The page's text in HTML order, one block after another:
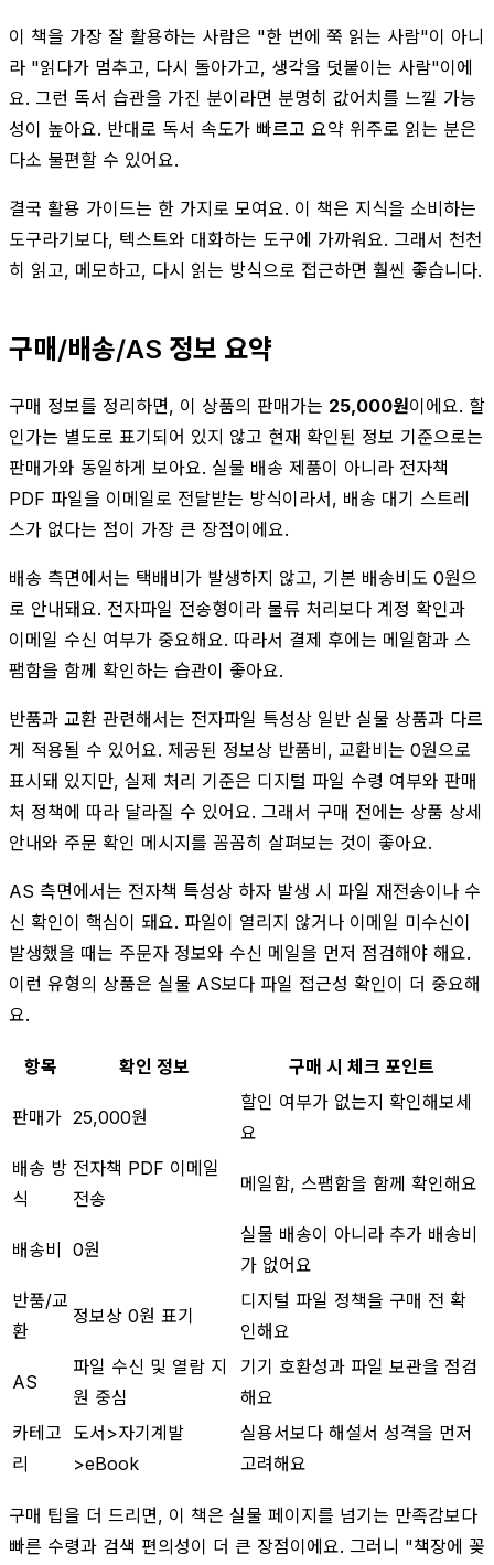
이 책을 가장 잘 활용하는 사람은 "한 번에 쭉 읽는 사람"이 아니
라 "읽다가 멈추고, 다시 돌아가고, 생각을 덧붙이는 사람"이에
요. 그런 독서 습관을 가진 분이라면 분명히 값어치를 느낄 가능
성이 높아요. 반대로 독서 속도가 빠르고 요약 위주로 읽는 분은
다소 불편할 수 있어요.
결국 활용 가이드는 한 가지로 모여요. 이 책은 지식을 소비하는
도구라기보다, 텍스트와 대화하는 도구에 가까워요. 그래서 천천
히 읽고, 메모하고, 다시 읽는 방식으로 접근하면 훨씬 좋습니다.
구매/배송/AS 정보 요약
구매 정보를 정리하면, 이 상품의 판매가는 25,000원이에요. 할
인가는 별도로 표기되어 있지 않고 현재 확인된 정보 기준으로는
판매가와 동일하게 보아요. 실물 배송 제품이 아니라 전자책
PDF 파일을 이메일로 전달받는 방식이라서, 배송 대기 스트레
스가 없다는 점이 가장 큰 장점이에요.
배송 측면에서는 택배비가 발생하지 않고, 기본 배송비도 0원으
로 안내돼요. 전자파일 전송형이라 물류 처리보다 계정 확인과
이메일 수신 여부가 중요해요. 따라서 결제 후에는 메일함과 스
팸함을 함께 확인하는 습관이 좋아요.
반품과 교환 관련해서는 전자파일 특성상 일반 실물 상품과 다르
게 적용될 수 있어요. 제공된 정보상 반품비, 교환비는 0원으로
표시돼 있지만, 실제 처리 기준은 디지털 파일 수령 여부와 판매
처 정책에 따라 달라질 수 있어요. 그래서 구매 전에는 상품 상세
안내와 주문 확인 메시지를 꼼꼼히 살펴보는 것이 좋아요.
AS 측면에서는 전자책 특성상 하자 발생 시 파일 재전송이나 수
신 확인이 핵심이 돼요. 파일이 열리지 않거나 이메일 미수신이
발생했을 때는 주문자 정보와 수신 메일을 먼저 점검해야 해요.
이런 유형의 상품은 실물 AS보다 파일 접근성 확인이 더 중요해
요.
항목 확인 정보 구매 시 체크 포인트
판매가 25,000원
할인 여부가 없는지 확인해보세
요
배송 방
식
전자책 PDF 이메일
전송
메일함, 스팸함을 함께 확인해요
배송비 0원
실물 배송이 아니라 추가 배송비
가 없어요
반품/교
환
정보상 0원 표기
디지털 파일 정책을 구매 전 확
인해요
AS
파일 수신 및 열람 지
원 중심
기기 호환성과 파일 보관을 점검
해요
카테고
리
도서>자기계발
>eBook
실용서보다 해설서 성격을 먼저
고려해요
구매 팁을 더 드리면, 이 책은 실물 페이지를 넘기는 만족감보다
빠른 수령과 검색 편의성이 더 큰 장점이에요. 그러니 "책장에 꽂